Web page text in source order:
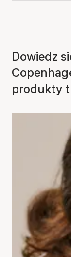
Dowiedz
produkty